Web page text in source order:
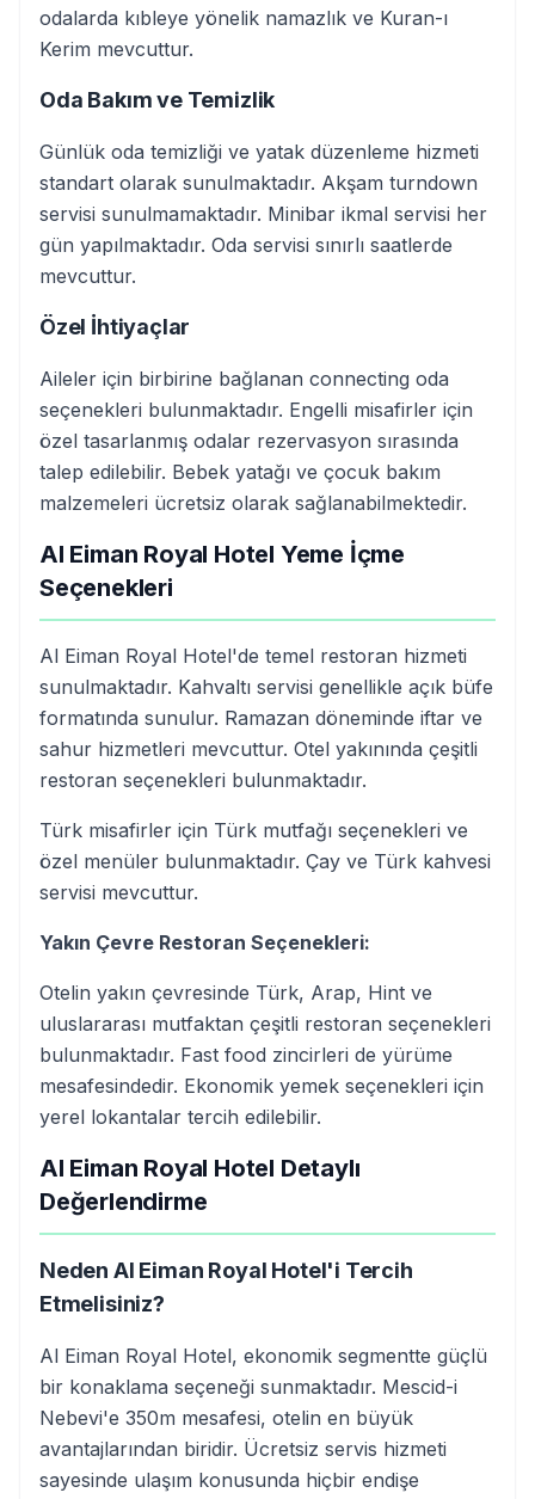
odalarda kıbleye yönelik namazlık ve Kuran-ı
Kerim mevcuttur.
Oda Bakım ve Temizlik
Günlük oda temizliği ve yatak düzenleme hizmeti
standart olarak sunulmaktadır. Akşam turndown
servisi sunulmamaktadır. Minibar ikmal servisi her
gün yapılmaktadır. Oda servisi sınırlı saatlerde
mevcuttur.
Özel İhtiyaçlar
Aileler için birbirine bağlanan connecting oda
seçenekleri bulunmaktadır. Engelli misafirler için
özel tasarlanmış odalar rezervasyon sırasında
talep edilebilir. Bebek yatağı ve çocuk bakım
malzemeleri ücretsiz olarak sağlanabilmektedir.
Al Eiman Royal Hotel Yeme İçme
Seçenekleri
Al Eiman Royal Hotel'de temel restoran hizmeti
sunulmaktadır. Kahvaltı servisi genellikle açık büfe
formatında sunulur. Ramazan döneminde iftar ve
sahur hizmetleri mevcuttur. Otel yakınında çeşitli
restoran seçenekleri bulunmaktadır.
Türk misafirler için Türk mutfağı seçenekleri ve
özel menüler bulunmaktadır. Çay ve Türk kahvesi
servisi mevcuttur.
Yakın Çevre Restoran Seçenekleri:
Otelin yakın çevresinde Türk, Arap, Hint ve
uluslararası mutfaktan çeşitli restoran seçenekleri
bulunmaktadır. Fast food zincirleri de yürüme
mesafesindedir. Ekonomik yemek seçenekleri için
yerel lokantalar tercih edilebilir.
Al Eiman Royal Hotel Detaylı
Değerlendirme
Neden Al Eiman Royal Hotel'i Tercih
Etmelisiniz?
Al Eiman Royal Hotel, ekonomik segmentte güçlü
bir konaklama seçeneği sunmaktadır. Mescid-i
Nebevi'e 350m mesafesi, otelin en büyük
avantajlarından biridir. Ücretsiz servis hizmeti
sayesinde ulaşım konusunda hiçbir endişe